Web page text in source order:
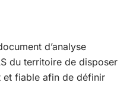
d’analyse
du territoire de disposer
et fiable afin de définir